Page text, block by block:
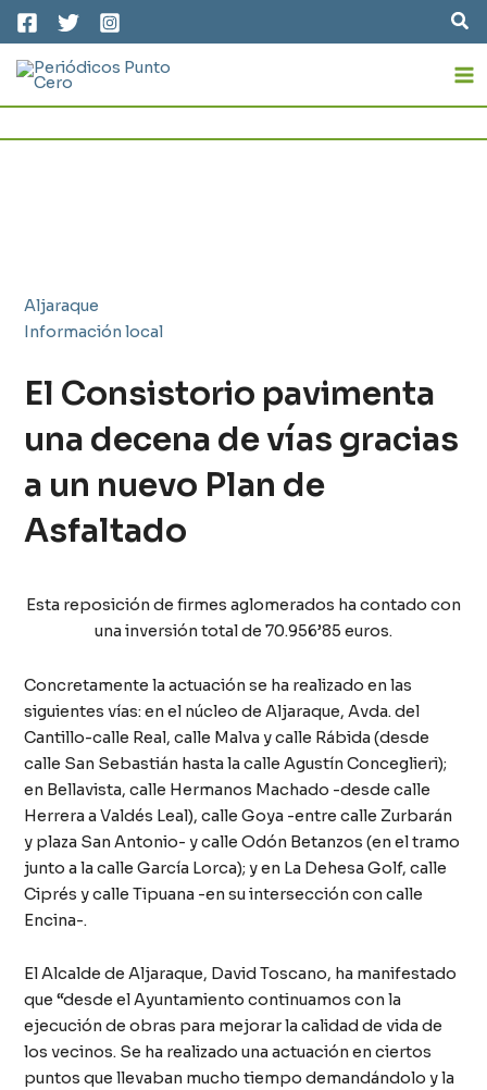
contenido
Aljaraque
Información local
El Consistorio pavimenta
una decena de vías gracias
a un nuevo Plan de
Asfaltado
Esta reposición de firmes aglomerados ha contado con
una inversión total de 70.956’85 euros.
Concretamente la actuación se ha realizado en las
siguientes vías: en el núcleo de Aljaraque, Avda. del
Cantillo-calle Real, calle Malva y calle Rábida (desde
calle San Sebastián hasta la calle Agustín Conceglieri);
en Bellavista, calle Hermanos Machado -desde calle
Herrera a Valdés Leal), calle Goya -entre calle Zurbarán
y plaza San Antonio- y calle Odón Betanzos (en el tramo
junto a la calle García Lorca); y en La Dehesa Golf, calle
Ciprés y calle Tipuana -en su intersección con calle
Encina-.
El Alcalde de Aljaraque, David Toscano, ha manifestado
que “desde el Ayuntamiento continuamos con la
ejecución de obras para mejorar la calidad de vida de
los vecinos. Se ha realizado una actuación en ciertos
puntos que llevaban mucho tiempo demandándolo y la